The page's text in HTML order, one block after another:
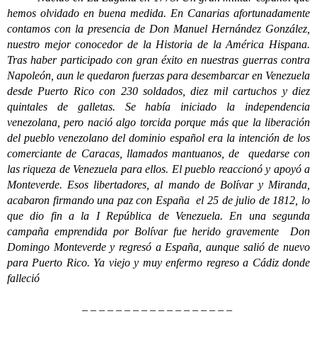
hemos olvidado en buena medida. En Canarias afortunadamente
contamos con la presencia de Don Manuel Hernández González,
nuestro mejor conocedor de la Historia de la América Hispana.
Tras haber participado con gran éxito en nuestras guerras contra
Napoleón, aun le quedaron fuerzas para desembarcar en Venezuela
desde Puerto Rico con 230 soldados, diez mil cartuchos y diez
quintales de galletas. Se había iniciado la independencia
venezolana, pero nació algo torcida porque más que la liberación
del pueblo venezolano del dominio español era la intención de los
comerciante de Caracas, llamados mantuanos, de quedarse con
las riqueza de Venezuela para ellos. El pueblo reaccionó y apoyó a
Monteverde. Esos libertadores, al mando de Bolívar y Miranda,
acabaron firmando una paz con España el 25 de julio de 1812, lo
que dio fin a la I República de Venezuela. En una segunda
campaña emprendida por Bolívar fue herido gravemente Don
Domingo Monteverde y regresó a España, aunque salió de nuevo
para Puerto Rico. Ya viejo y muy enfermo regreso a Cádiz donde
falleció
– – – – – – – – – – – – – – – – – –